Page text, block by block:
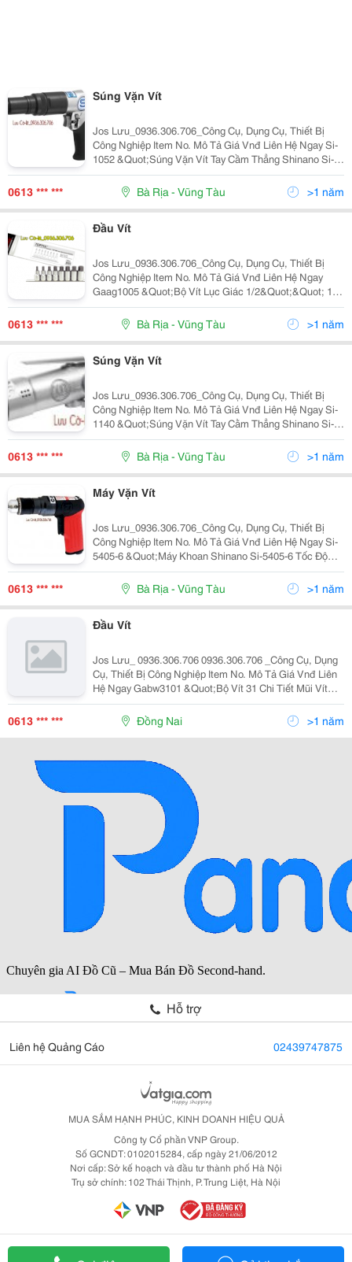
Súng Vặn Vít
Jos Lưu_0936.306.706_Công Cụ, Dụng Cụ, Thiết Bị
Công Nghiệp Item No. Mô Tả Giá Vnđ Liên Hệ Ngay Si-
1052 &Quot;Súng Vặn Vít Tay Cầm Thẳng Shinano Si-
1052 Kích Thước Đầu Vít: 1/4/(6.35)In/(Mm) Momen
Xoắn Lớn Nhất: 70Nm Momen Xoắn L
0613 *** *** Bà Rịa - Vũng Tàu >1 năm
Đầu Vít
Jos Lưu_0936.306.706_Công Cụ, Dụng Cụ, Thiết Bị
Công Nghiệp Item No. Mô Tả Giá Vnđ Liên Hệ Ngay
Gaag1005 &Quot;Bộ Vít Lục Giác 1/2&Quot;&Quot; 10
Món Toptul Gaag1005 Vít Lục Giác Bcda：
4,5,6,7,8,10,12,14,17,19Mm&Quot; 631.400 09363067
0613 *** *** Bà Rịa - Vũng Tàu >1 năm
Súng Vặn Vít
Jos Lưu_0936.306.706_Công Cụ, Dụng Cụ, Thiết Bị
Công Nghiệp Item No. Mô Tả Giá Vnđ Liên Hệ Ngay Si-
1140 &Quot;Súng Vặn Vít Tay Cằm Thẳng Shinano Si-
1140 Kích Thước Đầu Vít: 1/4/(6.35)In/(Mm) Momen
Xoắn Lớn Nhất: 1.5Nm Momen Xoắn
0613 *** *** Bà Rịa - Vũng Tàu >1 năm
Máy Vặn Vít
Jos Lưu_0936.306.706_Công Cụ, Dụng Cụ, Thiết Bị
Công Nghiệp Item No. Mô Tả Giá Vnđ Liên Hệ Ngay Si-
5405-6 &Quot;Máy Khoan Shinano Si-5405-6 Tốc Độ
Không Tải Rpm: 600Vòng/Phút Kích Thước Đầu Kẹp
Mm/(In.): 13/(1/2) Kích Thước Trục
0613 *** *** Bà Rịa - Vũng Tàu >1 năm
Đầu Vít
Jos Lưu_ 0936.306.706 0936.306.706 _Công Cụ, Dụng
Cụ, Thiết Bị Công Nghiệp Item No. Mô Tả Giá Vnđ Liên
Hệ Ngay Gabw3101 &Quot;Bộ Vít 31 Chi Tiết Mũi Vít
Dẹt Fsaa: 4, 5.5, 6.5 ;Đầu Vít Bake Fsba: Ph1, Ph2,
Ph2, Ph3 Mũi Vít Bake Kh
0613 *** *** Đồng Nai >1 năm
Hỗ trợ
Liên hệ Quảng Cáo 02439747875
MUA SẮM HẠNH PHÚC, KINH DOANH HIỆU QUẢ
Công ty Cổ phần VNP Group.
Số GCNDT: 0102015284, cấp ngày 21/06/2012
Nơi cấp: Sở kế hoạch và đầu tư thành phố Hà Nội
Trụ sở chính: 102 Thái Thịnh, P. Trung Liệt, Hà Nội